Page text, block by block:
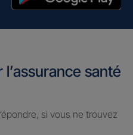
l’assurance santé
si vous ne trouvez